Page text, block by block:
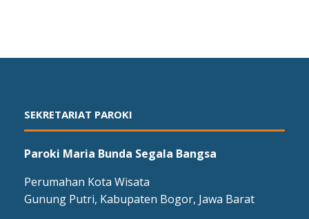
SEKRETARIAT PAROKI
Paroki Maria Bunda Segala Bangsa
Perumahan Kota Wisata
Gunung Putri, Kabupaten Bogor, Jawa Barat